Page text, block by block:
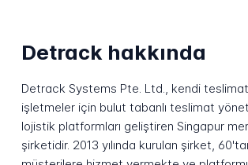
Detrack hakkında
Detrack Systems Pte. Ltd., kendi teslimat
işletmeler için bulut tabanlı teslimat
lojistik platformları geliştiren Singapur
şirketidir. 2013 yılında kurulan şirket,